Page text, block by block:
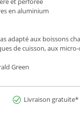
en aluminium
adapté aux boissons
de cuisson, aux
Green
Livraison gratuite*